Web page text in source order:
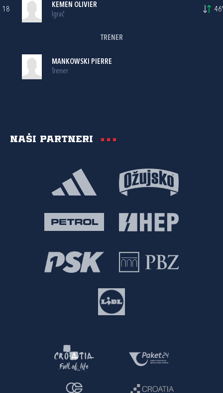
18
KEMEN OLIVIER
Igrač
46'
TRENER
MANKOWSKI PIERRE
Trener
Naši partneri